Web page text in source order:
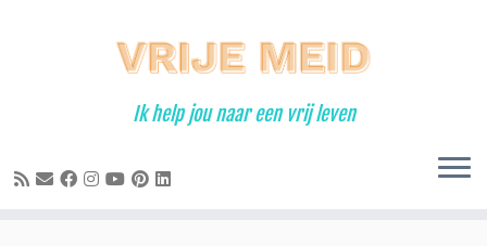
Ik help jou naar een vrij leven